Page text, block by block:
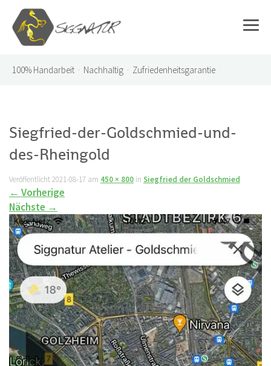
100% Handarbeit · Nachhaltig · Zufriedenheitsgarantie
Siegfried-der-Goldschmied-und-
des-Rheingold
Veröffentlicht2021-08-17 am 450 × 800 in Siegfried der Goldschmied
← Vorherige
Nächste →